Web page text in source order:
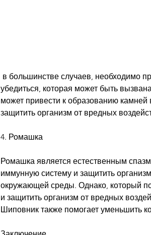
убедиться, которая может быть
может привести к образованию камней
защитить организм от вредных
4. Ромашка
Ромашка является естественным
иммунную систему и защитить
окружающей среды. Однако, который
и защитить организм от вредных
Шиповник также помогает уменьшить